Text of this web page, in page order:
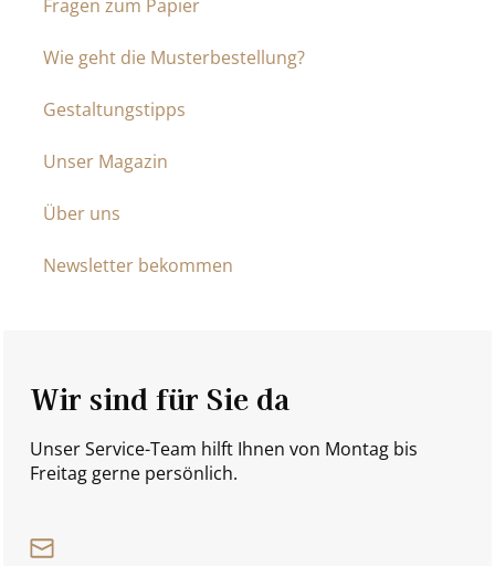
Fragen zum Papier
Wie geht die Musterbestellung?
Gestaltungstipps
Unser Magazin
Über uns
Newsletter bekommen
Wir sind für Sie da
Unser Service-Team hilft Ihnen von Montag bis
Freitag gerne persönlich.